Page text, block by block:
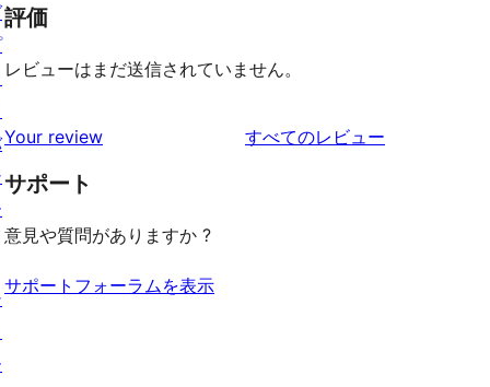
評価
レビューはまだ送信されていません。
Your review すべてのレビュー
サポート
意見や質問がありますか ?
サポートフォーラムを表示